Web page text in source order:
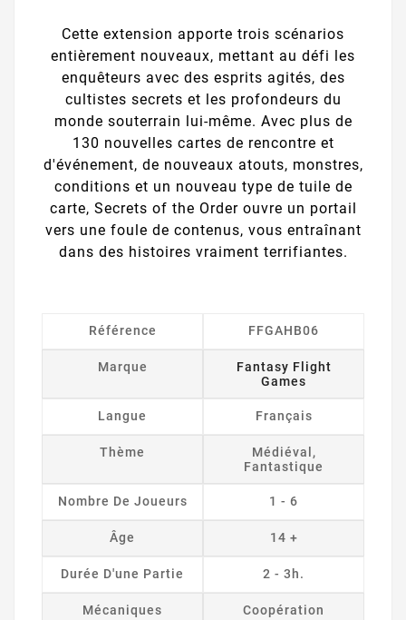
Cette extension apporte trois scénarios
entièrement nouveaux, mettant au défi les
enquêteurs avec des esprits agités, des
cultistes secrets et les profondeurs du
monde souterrain lui-même. Avec plus de
130 nouvelles cartes de rencontre et
d'événement, de nouveaux atouts, monstres,
conditions et un nouveau type de tuile de
carte, Secrets of the Order ouvre un portail
vers une foule de contenus, vous entraînant
dans des histoires vraiment terrifiantes.
Référence FFGAHB06
Marque
Fantasy Flight
Games
Langue Français
Thème
Médiéval,
Fantastique
Nombre De Joueurs 1 - 6
Âge 14 +
Durée D'une Partie 2 - 3h.
Mécaniques Coopération